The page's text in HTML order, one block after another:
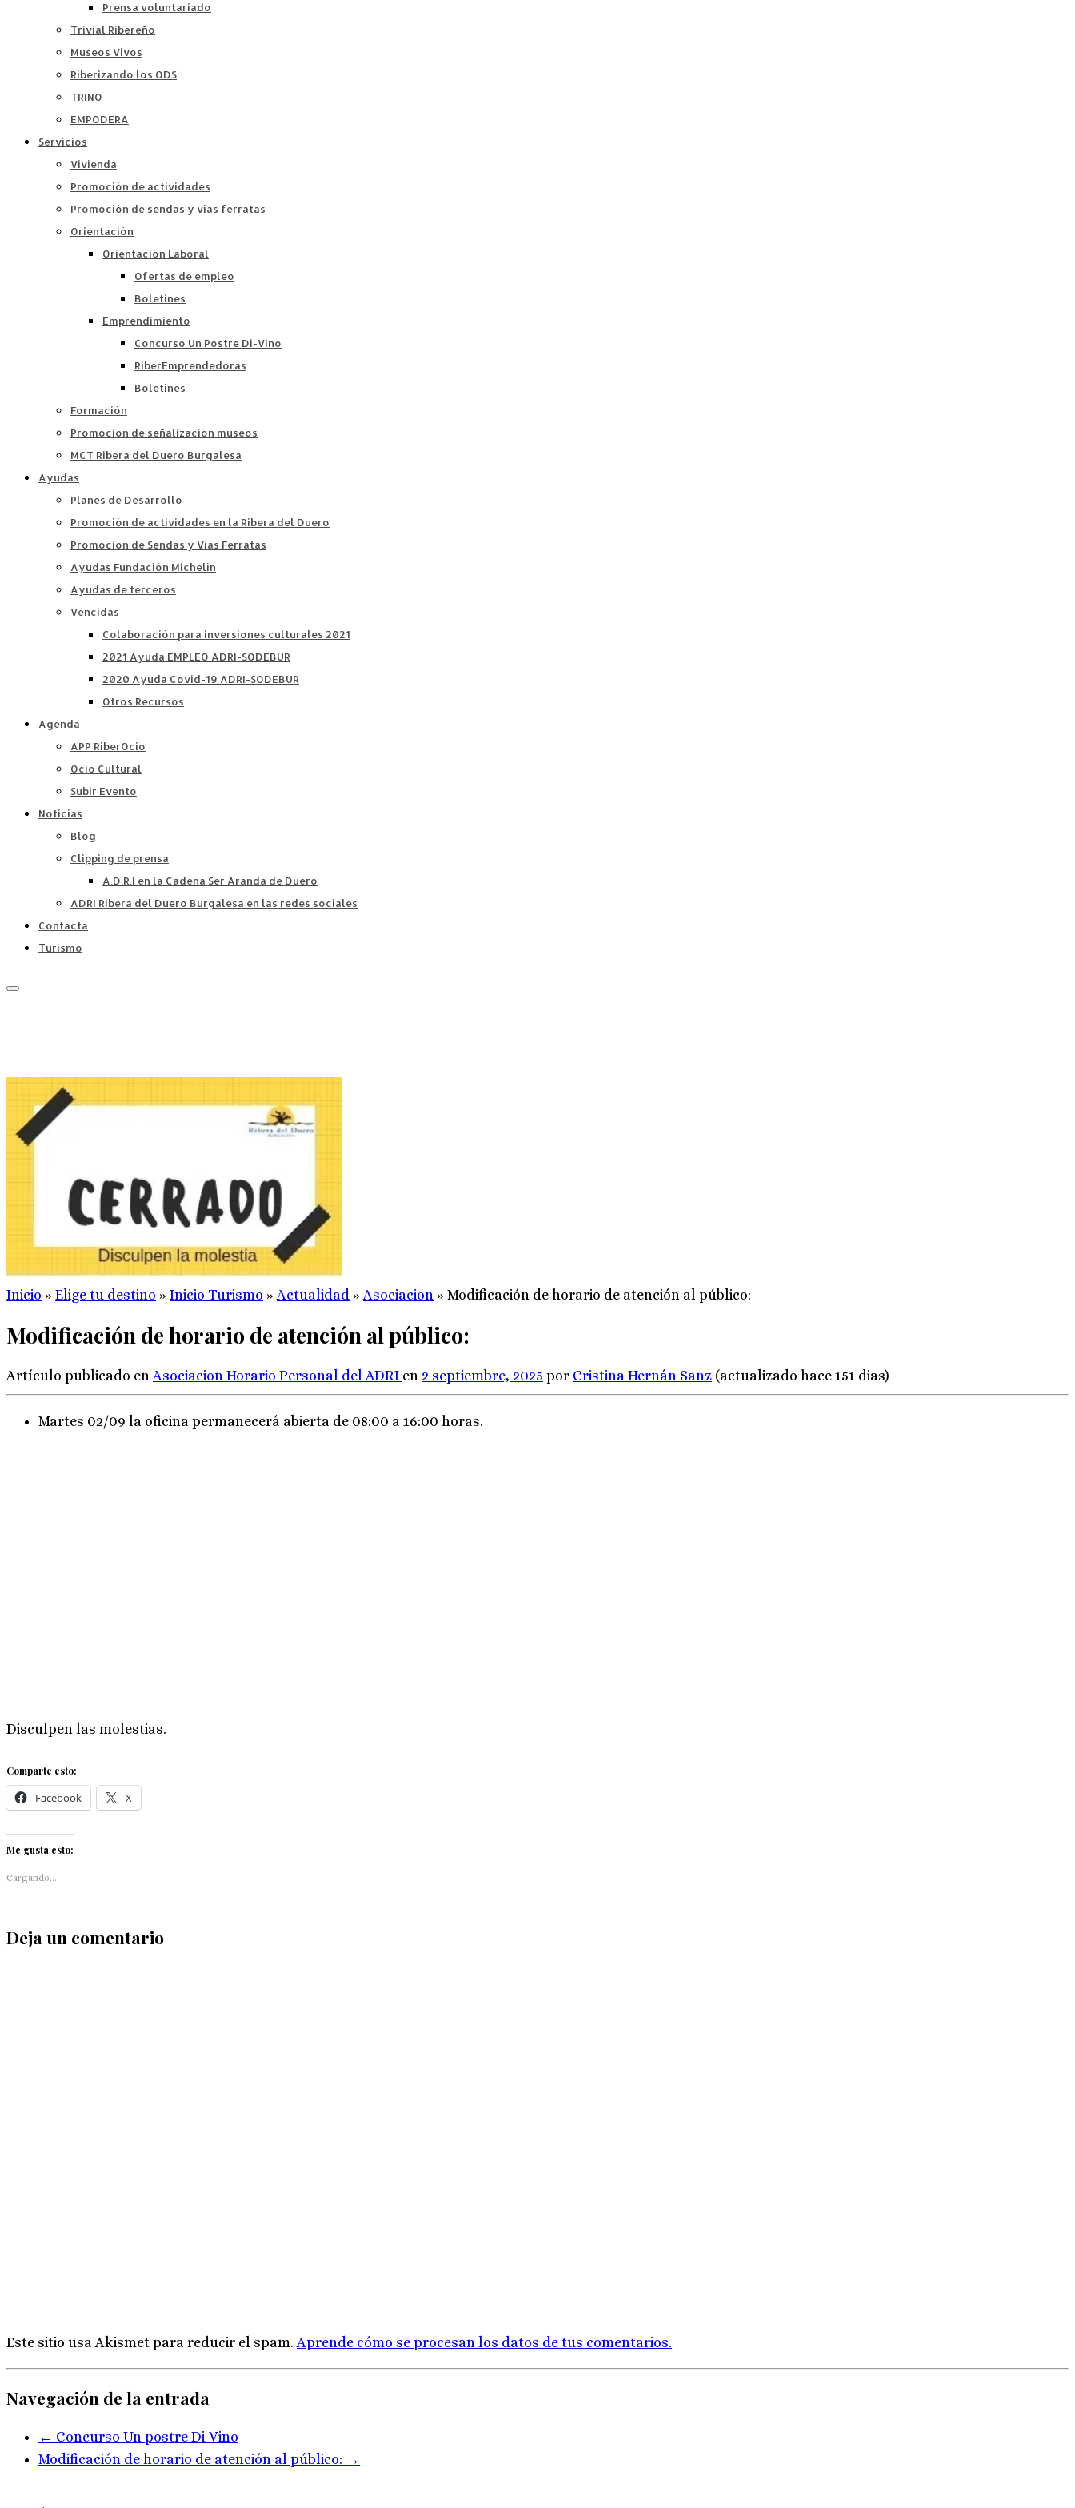
Prensa voluntariado
Trivial Ribereño
Museos Vivos
Riberizando los ODS
TRINO
EMPODERA
Servicios
Vivienda
Promoción de actividades
Promoción de sendas y vías ferratas
Orientación
Orientación Laboral
Ofertas de empleo
Boletines
Emprendimiento
Concurso Un Postre Di-Vino
RiberEmprendedoras
Boletines
Formación
Promoción de señalización museos
MCT Ribera del Duero Burgalesa
Ayudas
Planes de Desarrollo
Promoción de actividades en la Ribera del Duero
Promoción de Sendas y Vías Ferratas
Ayudas Fundación Michelín
Ayudas de terceros
Vencidas
Colaboración para inversiones culturales 2021
2021 Ayuda EMPLEO ADRI-SODEBUR
2020 Ayuda Covid-19 ADRI-SODEBUR
Otros Recursos
Agenda
APP RiberOcio
Ocio Cultural
Subir Evento
Noticias
Blog
Clipping de prensa
A.D.R.I en la Cadena Ser Aranda de Duero
ADRI Ribera del Duero Burgalesa en las redes sociales
Contacta
Turismo
Inicio » Elige tu destino » Inicio Turismo » Actualidad » Asociacion » Modificación de horario de atención al público:
Modificación de horario de atención al público:
Artículo publicado en Asociacion Horario Personal del ADRI en 2 septiembre, 2025 por Cristina Hernán Sanz (actualizado hace 151 dias)
Martes 02/09 la oficina permanecerá abierta de 08:00 a 16:00 horas.
Disculpen las molestias.
Comparte esto:
Facebook X
Me gusta esto:
Cargando...
Deja un comentario
Este sitio usa Akismet para reducir el spam. Aprende cómo se procesan los datos de tus comentarios.
Navegación de la entrada
← Concurso Un postre Di-Vino
Modificación de horario de atención al público: →